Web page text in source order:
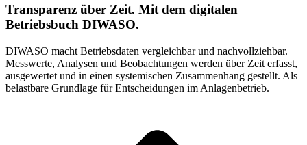
Transparenz über Zeit. Mit dem digitalen
Betriebsbuch DIWASO.
DIWASO macht Betriebsdaten vergleichbar und nachvollziehbar.
Messwerte, Analysen und Beobachtungen werden über Zeit erfasst,
ausgewertet und in einen systemischen Zusammenhang gestellt. Als
belastbare Grundlage für Entscheidungen im Anlagenbetrieb.